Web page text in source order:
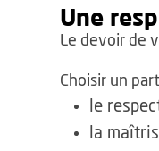
Une
Le devoir de
Choisir un
le
la